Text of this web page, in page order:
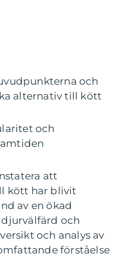
och
alternativ till kött
och
att
kött har blivit
av en ökad
och
och analys av
förståelse